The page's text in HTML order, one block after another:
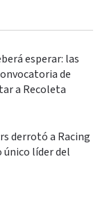
esperar: las
de
a Recoleta
derrotó a Racing
único líder del